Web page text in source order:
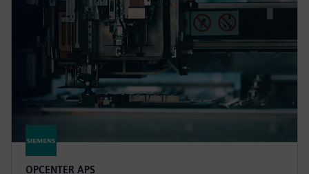
OPCENTER APS